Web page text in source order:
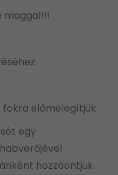
maggal!!!
fokra előmelegítjük.
egy
hozzáöntjük